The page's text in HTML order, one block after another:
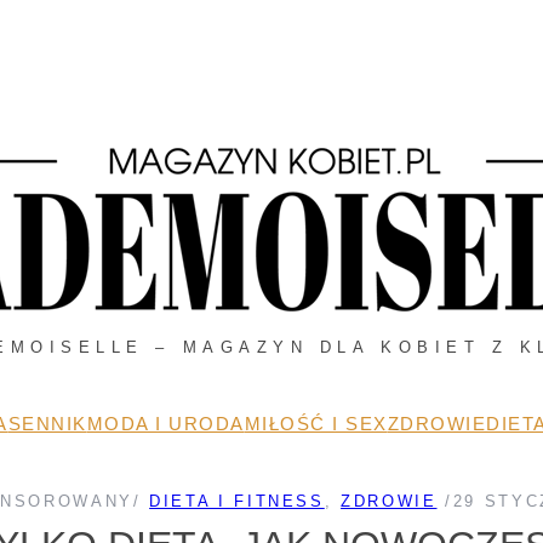
– MAGAZYN DLA KOBIET Z
SENNIK MODA I URODAMIŁOŚĆ I SEXZDROWIE
/ DIETA I FITNESS , ZDROWIE / 29